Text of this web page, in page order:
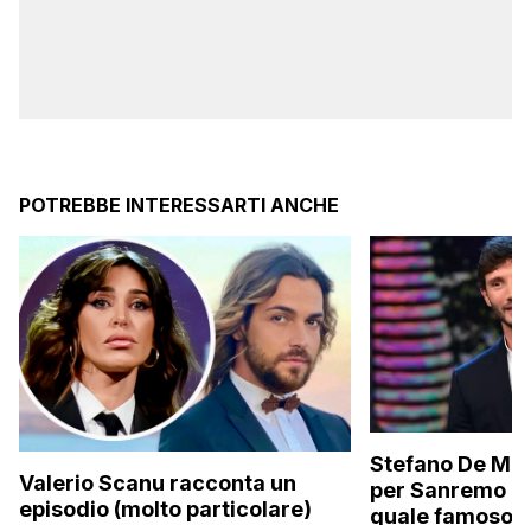
POTREBBE INTERESSARTI ANCHE
Valerio Scanu racconta un
episodio (molto particolare)
Stefano De
per Sanremo
quale famoso